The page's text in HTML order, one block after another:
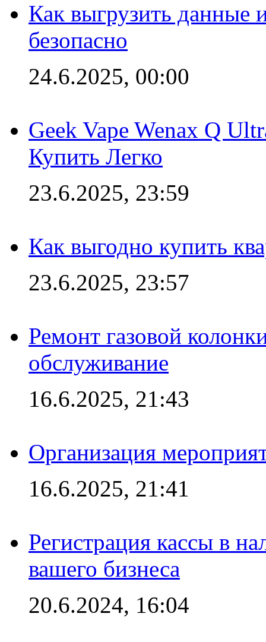
Как выгрузить данные
безопасно
24.6.2025, 00:00
Geek Vape Wenax Q
Купить Легко
23.6.2025, 23:59
Как выгодно купить
23.6.2025, 23:57
Ремонт газовой
обслуживание
16.6.2025, 21:43
Организация
16.6.2025, 21:41
Регистрация кассы в
вашего бизнеса
20.6.2024, 16:04